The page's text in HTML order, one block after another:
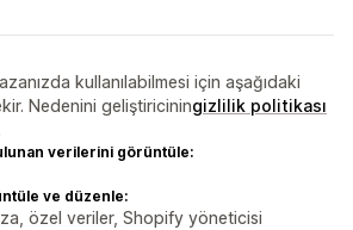
kullanılabilmesi için aşağıdaki
Nedenini geliştiriciningizlilik politikası
verilerini görüntüle:
ve düzenle:
özel veriler, Shopify yöneticisi